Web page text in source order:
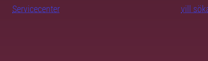
Servicecenter
vill